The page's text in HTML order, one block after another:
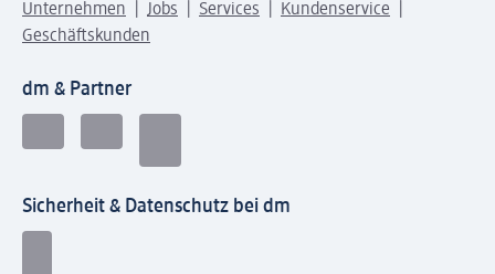
Unternehmen Jobs Services
Kundenservice
Geschäftskunden
dm & Partner
Sicherheit & Datenschutz bei dm